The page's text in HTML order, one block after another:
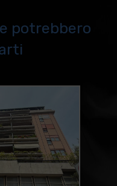
potrebbero